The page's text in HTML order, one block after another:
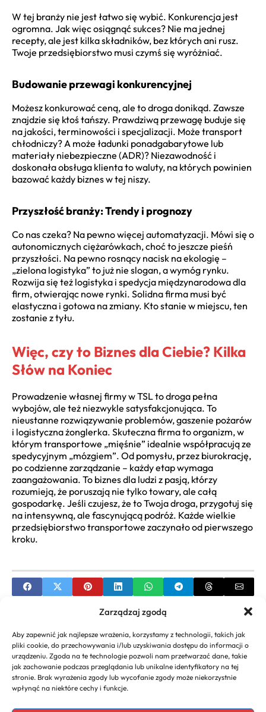
Zarządzaj zgodą
Aby zapewnić jak najlepsze wrażenia, korzystamy z technologii, takich jak
pliki cookie, do przechowywania i/lub uzyskiwania dostępu do informacji o
urządzeniu. Zgoda na te technologie pozwoli nam przetwarzać dane, takie
jak zachowanie podczas przeglądania lub unikalne identyfikatory na tej
stronie. Brak wyrażenia zgody lub wycofanie zgody może niekorzystnie
wpłynąć na niektóre cechy i funkcje.
W tej branży nie jest łatwo się wybić. Konkurencja jest
ogromna. Jak więc osiągnąć sukces? Nie ma jednej
recepty, ale jest kilka składników, bez których ani rusz.
Twoje przedsiębiorstwo musi czymś się wyróżniać.
Budowanie przewagi konkurencyjnej
Możesz konkurować ceną, ale to droga donikąd. Zawsze
znajdzie się ktoś tańszy. Prawdziwą przewagę buduje się
na jakości, terminowości i specjalizacji. Może transport
chłodniczy? A może ładunki ponadgabarytowe lub
materiały niebezpieczne (ADR)? Niezawodność i
doskonała obsługa klienta to waluty, na których powinien
bazować każdy biznes w tej niszy.
Przyszłość branży: Trendy i prognozy
Co nas czeka? Na pewno więcej automatyzacji. Mówi się o
autonomicznych ciężarówkach, choć to jeszcze pieśń
przyszłości. Na pewno rosnący nacisk na ekologię –
„zielona logistyka” to już nie slogan, a wymóg rynku.
Rozwija się też logistyka i spedycja międzynarodowa dla
firm, otwierając nowe rynki. Solidna firma musi być
elastyczna i gotowa na zmiany. Kto stanie w miejscu, ten
zostanie z tyłu.
Więc, czy to Biznes dla Ciebie? Kilka
Słów na Koniec
Prowadzenie własnej firmy w TSL to droga pełna
wybojów, ale też niezwykle satysfakcjonująca. To
nieustanne rozwiązywanie problemów, gaszenie pożarów
i logistyczna żonglerka. Skuteczna firma to organizm, w
którym transportowe „mięśnie” idealnie współpracują ze
spedycyjnym „mózgiem”. Od pomysłu, przez biurokrację,
po codzienne zarządzanie – każdy etap wymaga
zaangażowania. To biznes dla ludzi z pasją, którzy
rozumieją, że poruszają nie tylko towary, ale całą
gospodarkę. Jeśli czujesz, że to Twoja droga, przygotuj się
na intensywną, ale fascynującą podróż. Każde wielkie
przedsiębiorstwo transportowe zaczynało od pierwszego
kroku.
Składki ZUS dla emeryta prowadzącego
działalność gospodarczą
NEXT
Jak założyć salon kosmetyczny poradnik